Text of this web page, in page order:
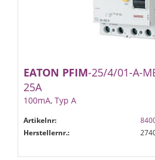
EATON PFIM-25/4/01-A-
25A
100mA, Typ A
Artikelnr:
Herstellernr.: